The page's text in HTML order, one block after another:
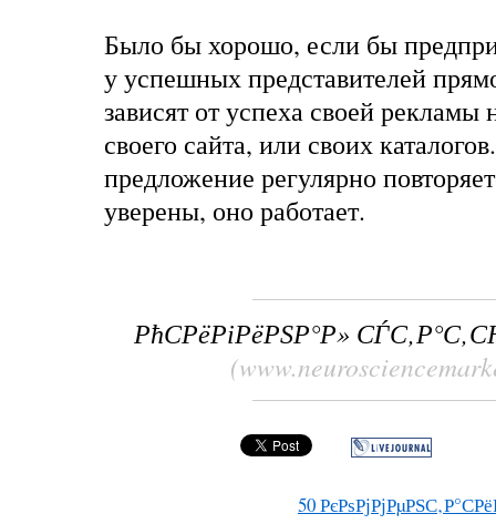
Было бы хорошо, если бы
у успешных представителей
зависят от успеха своей рекламы
своего сайта, или своих
предложение регулярно
уверены, оно работает.
РћСРёРіРёРЅР°Р»
50